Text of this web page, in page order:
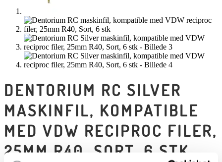
DENTORIUM RC SILVER
MASKINFIL, KOMPATIBLE
MED VDW RECIPROC FILER,
25MM R40, SORT, 6 STK